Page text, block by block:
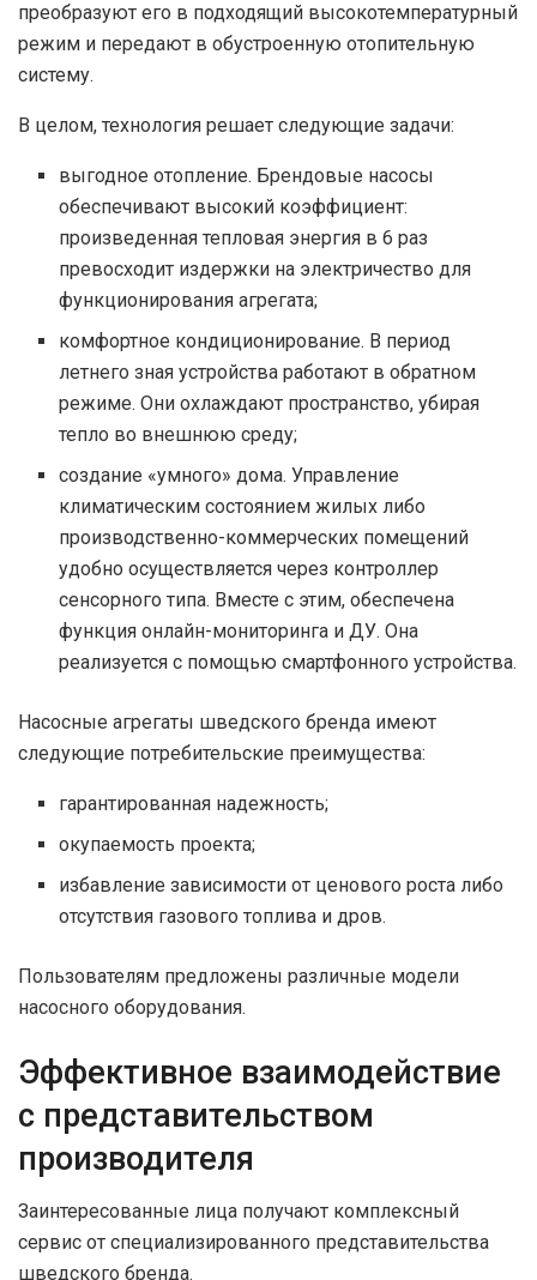
преобразуют его в подходящий высокотемпературный
режим и передают в обустроенную отопительную
систему.
В целом, технология решает следующие задачи:
выгодное отопление. Брендовые насосы
обеспечивают высокий коэффициент:
произведенная тепловая энергия в 6 раз
превосходит издержки на электричество для
функционирования агрегата;
комфортное кондиционирование. В период
летнего зная устройства работают в обратном
режиме. Они охлаждают пространство, убирая
тепло во внешнюю среду;
создание «умного» дома. Управление
климатическим состоянием жилых либо
производственно-коммерческих помещений
удобно осуществляется через контроллер
сенсорного типа. Вместе с этим, обеспечена
функция онлайн-мониторинга и ДУ. Она
реализуется с помощью смартфонного устройства.
Насосные агрегаты шведского бренда имеют
следующие потребительские преимущества:
гарантированная надежность;
окупаемость проекта;
избавление зависимости от ценового роста либо
отсутствия газового топлива и дров.
Пользователям предложены различные модели
насосного оборудования.
Эффективное взаимодействие
с представительством
производителя
Заинтересованные лица получают комплексный
сервис от специализированного представительства
шведского бренда.